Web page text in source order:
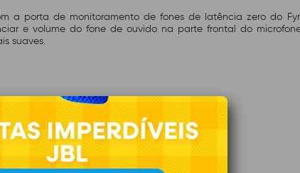
a porta de monitoramento de fones de latência zero do
e volume do fone de ouvido na parte frontal do
suaves.